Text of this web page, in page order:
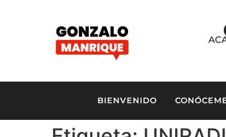
BIENVENIDO